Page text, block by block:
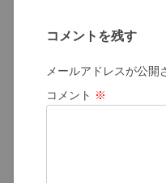
ゲ
ー
シ
コメントを残す
メールアドレスが公開
コメント ※